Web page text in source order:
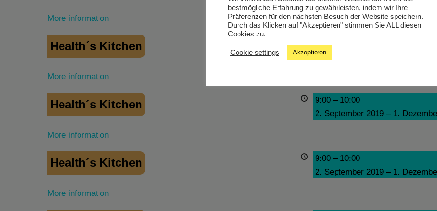
More information
Health´s Kitchen
2. September 2019
1.
More information
Health´s Kitchen 9:00 – 10:00
2. September 2019 – 1.
More information
Health´s Kitchen 9:00 – 10:00
2. September 2019 – 1.
More information
bestmögliche Erfahrung zu gewährleisten, indem wir Ihre
Präferenzen für den nächsten Besuch der Website speichern.
Durch das Klicken auf "Akzeptieren" stimmen Sie ALL diesen
Cookies zu.
Cookie settings Akzeptieren